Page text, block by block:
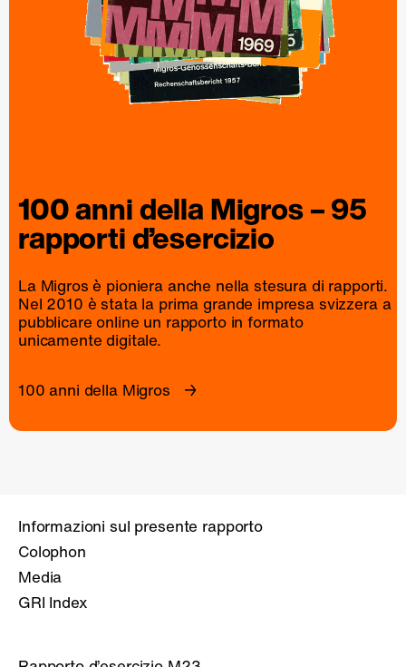
100 anni dellaMigros– 95
rapportid’esercizio
La Migros è pioniera anche nella stesura di rapporti.
Nel 2010 è stata la prima grande impresa svizzera a
pubblicare online un rapportoin formato
unicamente digitale.
100 anni della Migros
Informazioni sul presente rapporto
Colophon
Media
GRI Index